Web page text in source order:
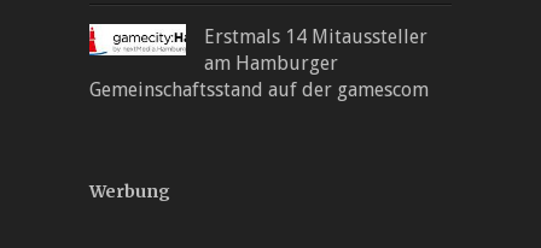
Erstmals 14 Mitaussteller
am Hamburger
Gemeinschaftsstand auf der gamescom
Werbung